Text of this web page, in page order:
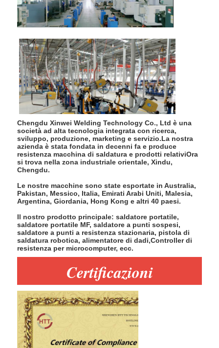
Macchina dell'alimentatore del dado
Elettrodi di rame della saldatura a punti
Bilanciatore di molla industriale
Estrattore di ammaccature per auto
Macchina della saldatura a punti di scarico del condensatore
Chengdu Xinwei Welding Technology Co., Ltd è una
società ad alta tecnologia integrata con ricerca,
sviluppo, produzione, marketing e servizio.La nostra
azienda è stata fondata in decenni fa e produce
resistenza macchina di saldatura e prodotti relativiOra
si trova nella zona industriale orientale, Xindu,
Chengdu.
Le nostre macchine sono state esportate in Australia,
Pakistan, Messico, Italia, Emirati Arabi Uniti, Malesia,
Argentina, Giordania, Hong Kong e altri 40 paesi.
Il nostro prodotto principale: saldatore portatile,
saldatore portatile MF, saldatore a punti sospesi,
saldatore a punti a resistenza stazionaria, pistola di
saldatura robotica, alimentatore di dadi,Controller di
resistenza per microcomputer, ecc.
Certificazioni